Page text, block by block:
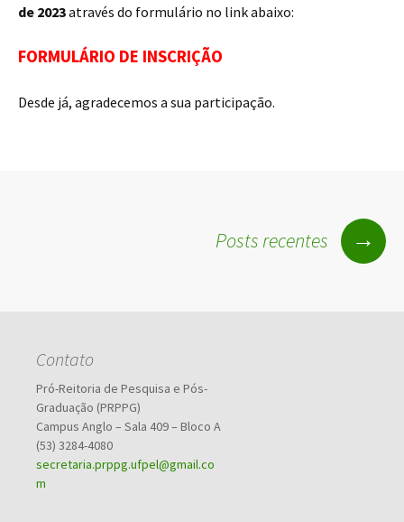
de 2023através do formulário no link abaixo:
FORMULÁRIO DE INSCRIÇÃO
Desde já, agradecemos a sua participação.
Navegação
posts
Posts recentes →
Contato
Pró-Reitoria de Pesquisa e Pós-
Graduação (PRPPG)
Campus Anglo – Sala 409 – Bloco A
(53) 3284-4080
secretaria.prppg.ufpel@gmail.co
m